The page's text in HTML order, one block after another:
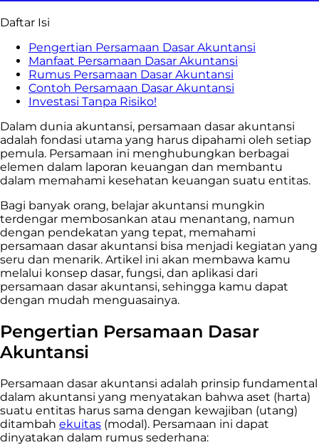
Daftar Isi
Pengertian Persamaan Dasar Akuntansi
Manfaat Persamaan Dasar Akuntansi
Rumus Persamaan Dasar Akuntansi
Contoh Persamaan Dasar Akuntansi
Investasi Tanpa Risiko!
Dalam dunia akuntansi, persamaan dasar akuntansi
adalah fondasi utama yang harus dipahami oleh setiap
pemula. Persamaan ini menghubungkan berbagai
elemen dalam laporan keuangan dan membantu
dalam memahami kesehatan keuangan suatu entitas.
Bagi banyak orang, belajar akuntansi mungkin
terdengar membosankan atau menantang, namun
dengan pendekatan yang tepat, memahami
persamaan dasar akuntansi bisa menjadi kegiatan yang
seru dan menarik. Artikel ini akan membawa kamu
melalui konsep dasar, fungsi, dan aplikasi dari
persamaan dasar akuntansi, sehingga kamu dapat
dengan mudah menguasainya.
Pengertian Persamaan Dasar
Akuntansi
Persamaan dasar akuntansi adalah prinsip fundamental
dalam akuntansi yang menyatakan bahwa aset (harta)
suatu entitas harus sama dengan kewajiban (utang)
ditambah ekuitas (modal). Persamaan ini dapat
dinyatakan dalam rumus sederhana: